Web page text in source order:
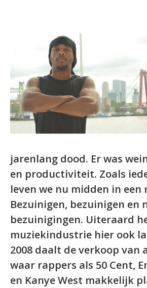
jarenlang dood. Er was
en productiviteit. Zoals
leven we nu midden in een
Bezuinigen, bezuinigen en
bezuinigingen. Uiteraard
muziekindustrie hier ook
2008 daalt de verkoop van
waar rappers als 50 Cent,
en Kanye West makkelijk